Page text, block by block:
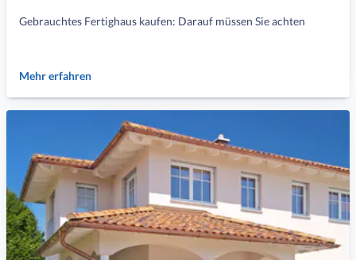
Gebrauchtes Fertighaus kaufen: Darauf müssen Sie achten
Mehr erfahren